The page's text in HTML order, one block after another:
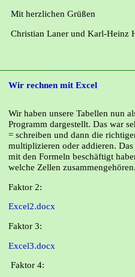
Mit herzlichen Grüßen
Christian Laner und Karl-Heinz
Wir rechnen mit Excel
Wir haben unsere Tabellen nun
Programm dargestellt. Das war
= schreiben und dann die
multiplizieren oder addieren.
mit den Formeln beschäftigt
welche Zellen
Faktor 2:
Excel2.docx
Faktor 3:
Excel3.docx
Faktor 4: